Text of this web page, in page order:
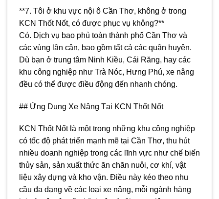
**7. Tôi ở khu vực nội ô Cần Thơ, không ở trong
KCN Thốt Nốt, có được phục vụ không?**
Có. Dịch vụ bao phủ toàn thành phố Cần Thơ và
các vùng lân cận, bao gồm tất cả các quận huyện.
Dù bạn ở trung tâm Ninh Kiều, Cái Răng, hay các
khu công nghiệp như Trà Nóc, Hưng Phú, xe nâng
đều có thể được điều động đến nhanh chóng.
## Ứng Dụng Xe Nâng Tại KCN Thốt Nốt
KCN Thốt Nốt là một trong những khu công nghiệp
có tốc độ phát triển mạnh mẽ tại Cần Thơ, thu hút
nhiều doanh nghiệp trong các lĩnh vực như chế biến
thủy sản, sản xuất thức ăn chăn nuôi, cơ khí, vật
liệu xây dựng và kho vận. Điều này kéo theo nhu
cầu đa dạng về các loại xe nâng, mỗi ngành hàng